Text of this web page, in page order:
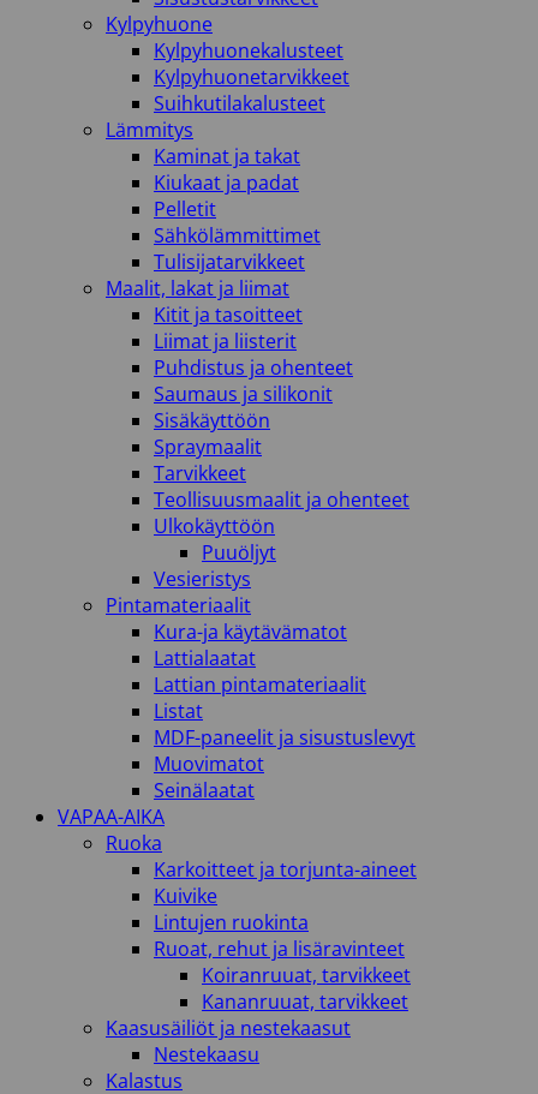
Kylpyhuone
Kylpyhuonekalusteet
Kylpyhuonetarvikkeet
Suihkutilakalusteet
Lämmitys
Kaminat ja takat
Kiukaat ja padat
Pelletit
Sähkölämmittimet
Tulisijatarvikkeet
Maalit, lakat ja liimat
Kitit ja tasoitteet
Liimat ja liisterit
Puhdistus ja ohenteet
Saumaus ja silikonit
Sisäkäyttöön
Spraymaalit
Tarvikkeet
Teollisuusmaalit ja ohenteet
Ulkokäyttöön
Puuöljyt
Vesieristys
Pintamateriaalit
Kura-ja käytävämatot
Lattialaatat
Lattian pintamateriaalit
Listat
MDF-paneelit ja sisustuslevyt
Muovimatot
Seinälaatat
VAPAA-AIKA
Ruoka
Karkoitteet ja torjunta-aineet
Kuivike
Lintujen ruokinta
Ruoat, rehut ja lisäravinteet
Koiranruuat, tarvikkeet
Kananruuat, tarvikkeet
Kaasusäiliöt ja nestekaasut
Nestekaasu
Kalastus